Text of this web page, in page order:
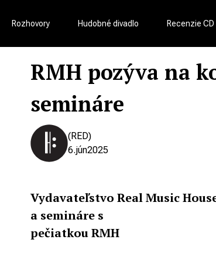
Rozhovory Hudobné divadlo Recenzie CD
RMH pozýva na
semináre
(RED)
6.jún2025
Vydavateľstvo Real Music
a semináre s
pečiatkou RMH